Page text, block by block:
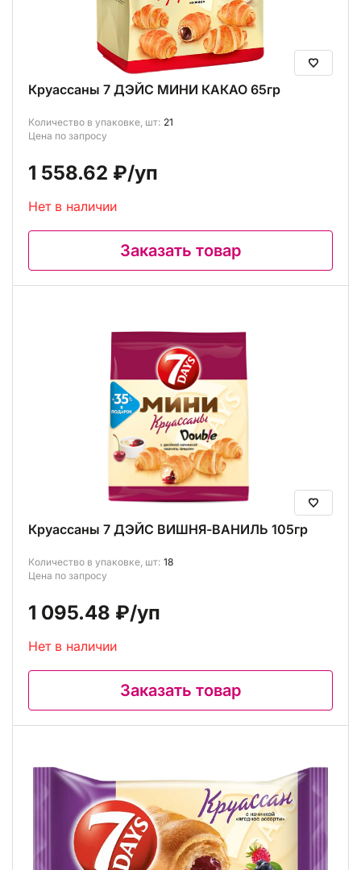
Круассаны 7 ДЭЙС МИНИ КАКАО 65гр
Количество в упаковке, шт: 21
Цена по запросу
1 558.62 ₽/уп
Нет в наличии
Заказать товар
Круассаны 7 ДЭЙС ВИШНЯ-ВАНИЛЬ 105гр
Количество в упаковке, шт: 18
Цена по запросу
1 095.48 ₽/уп
Нет в наличии
Заказать товар